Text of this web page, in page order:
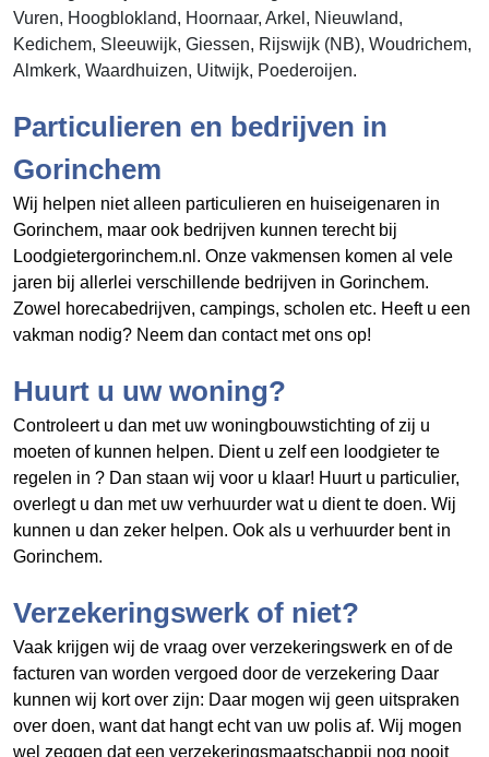
Vuren, Hoogblokland, Hoornaar, Arkel, Nieuwland,
Kedichem, Sleeuwijk, Giessen, Rijswijk (NB), Woudrichem,
Almkerk, Waardhuizen, Uitwijk, Poederoijen.
Particulieren en bedrijven in
Gorinchem
Wij helpen niet alleen particulieren en huiseigenaren in
Gorinchem, maar ook bedrijven kunnen terecht bij
Loodgietergorinchem.nl. Onze vakmensen komen al vele
jaren bij allerlei verschillende bedrijven in Gorinchem.
Zowel horecabedrijven, campings, scholen etc. Heeft u een
vakman nodig? Neem dan contact met ons op!
Huurt u uw woning?
Controleert u dan met uw woningbouwstichting of zij u
moeten of kunnen helpen. Dient u zelf een loodgieter te
regelen in ? Dan staan wij voor u klaar! Huurt u particulier,
overlegt u dan met uw verhuurder wat u dient te doen. Wij
kunnen u dan zeker helpen. Ook als u verhuurder bent in
Gorinchem.
Verzekeringswerk of niet?
Vaak krijgen wij de vraag over verzekeringswerk en of de
facturen van worden vergoed door de verzekering Daar
kunnen wij kort over zijn: Daar mogen wij geen uitspraken
over doen, want dat hangt echt van uw polis af. Wij mogen
wel zeggen dat een verzekeringsmaatschappij nog nooit